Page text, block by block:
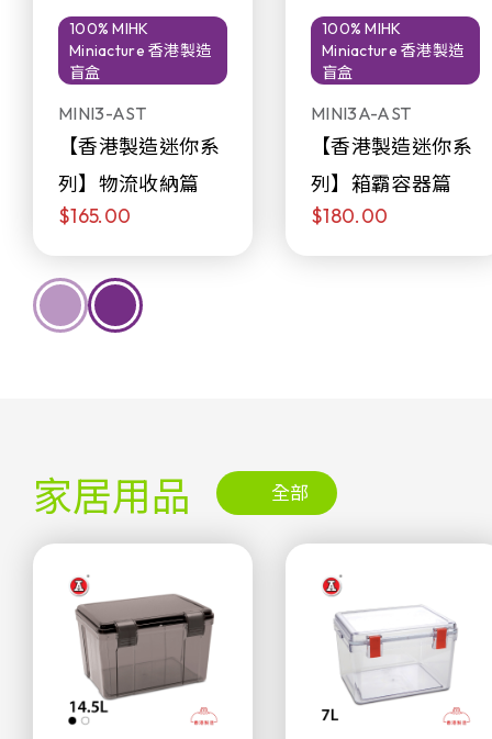
100% MIHK
Miniacture 香港製造
盲盒
MINI3-AST
【香港製造迷你系
列】物流收納篇
$165.00
100% MIHK
Miniacture 香港製造
盲盒
MINI3A-AST
【香港製造迷你系
列】箱霸容器篇
$180.00
家居用品 全部